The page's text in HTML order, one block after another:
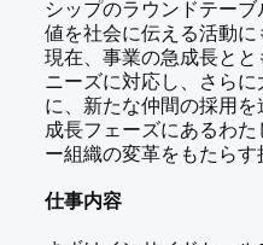
シップのラウンドテー
値を社会に伝える活動に
現在、事業の急成長と
ニーズに対応し、さら
に、新たな仲間の採用を
成長フェーズにあるわ
ー組織の変革をもたら
仕事内容